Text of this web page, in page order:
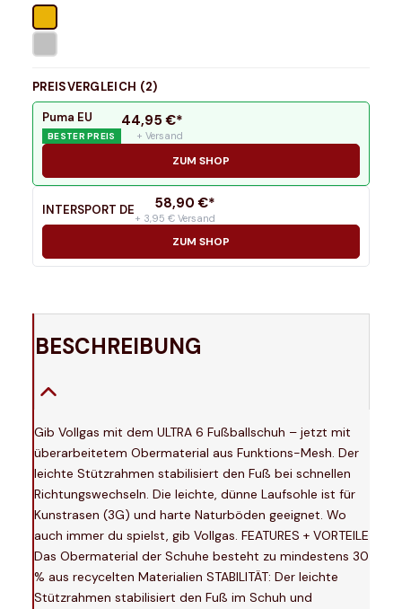
PREISVERGLEICH (2)
Puma EU
BESTER PREIS
44,95 €*
+ Versand
ZUM SHOP
INTERSPORT DE 58,90 €*
+ 3,95 € Versand
ZUM SHOP
BESCHREIBUNG
Gib Vollgas mit dem ULTRA 6 Fußballschuh – jetzt mit
überarbeitetem Obermaterial aus Funktions-Mesh. Der
leichte Stützrahmen stabilisiert den Fuß bei schnellen
Richtungswechseln. Die leichte, dünne Laufsohle ist für
Kunstrasen (3G) und harte Naturböden geeignet. Wo
auch immer du spielst, gib Vollgas. FEATURES + VORTEILE
Das Obermaterial der Schuhe besteht zu mindestens 30
% aus recycelten Materialien STABILITÄT: Der leichte
Stützrahmen stabilisiert den Fuß im Schuh und